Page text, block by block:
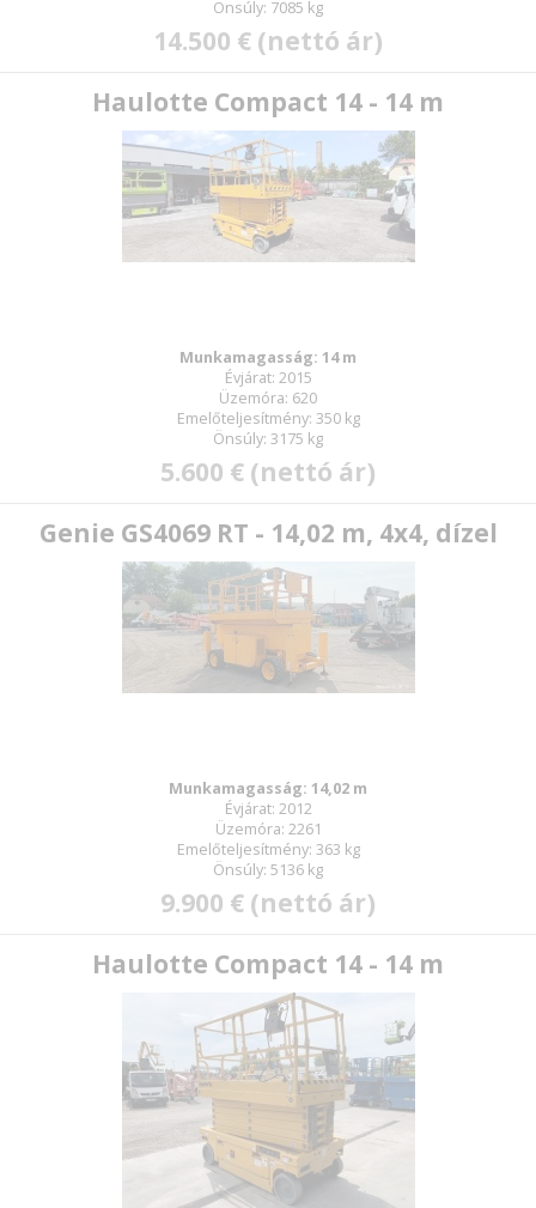
Önsúly: 7085 kg
14.500 € (nettó ár)
Haulotte Compact 14 - 14 m
Munkamagasság: 14 m
Évjárat: 2015
Üzemóra: 620
Emelőteljesítmény: 350 kg
Önsúly: 3175 kg
5.600 € (nettó ár)
Genie GS4069 RT - 14,02 m, 4x4, dízel
Munkamagasság: 14,02 m
Évjárat: 2012
Üzemóra: 2261
Emelőteljesítmény: 363 kg
Önsúly: 5136 kg
9.900 € (nettó ár)
Haulotte Compact 14 - 14 m